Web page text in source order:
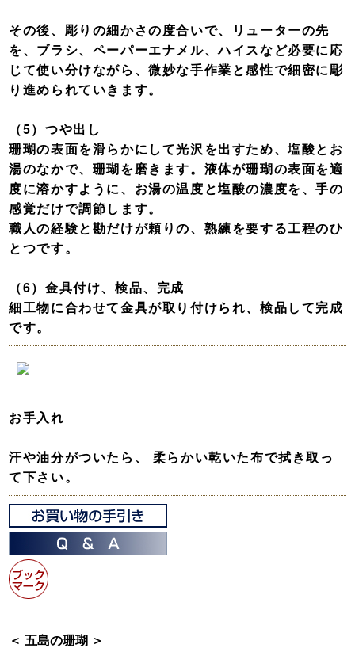
その後、彫りの細かさの度合いで、リューターの先
を、ブラシ、ペーパーエナメル、ハイスなど必要に応
じて使い分けながら、微妙な手作業と感性で細密に彫
り進められていきます。
（5）つや出し
珊瑚の表面を滑らかにして光沢を出すため、塩酸とお
湯のなかで、珊瑚を磨きます。液体が珊瑚の表面を適
度に溶かすように、お湯の温度と塩酸の濃度を、手の
感覚だけで調節します。
職人の経験と勘だけが頼りの、熟練を要する工程のひ
とつです。
（6）金具付け、検品、完成
細工物に合わせて金具が取り付けられ、検品して完成
です。
お手入れ
汗や油分がついたら、 柔らかい乾いた布で拭き取っ
て下さい。
＜ 五島の珊瑚 ＞